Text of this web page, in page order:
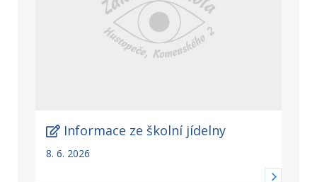
Informace ze školní jídelny
8. 6. 2026